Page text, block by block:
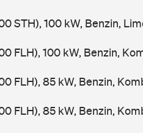
STH), 100 kW, Benzin,
FLH), 100 kW, Benzin,
FLH), 85 kW, Benzin,
FLH), 85 kW, Benzin,